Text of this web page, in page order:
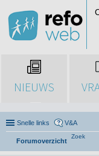
NIEUWS
Snelle links V&A
Forumoverzicht
Zoek